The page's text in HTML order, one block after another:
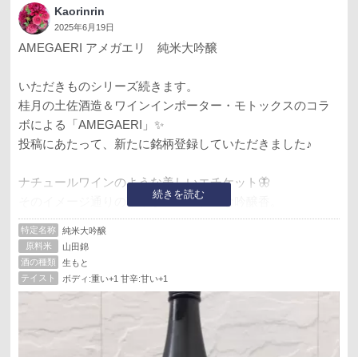
Kaorinrin
2025年6月19日
続きを読む
AMEGAERI アメガエリ 純米大吟醸
いただきものシリーズ続きます。
桂月の土佐酒造＆ワインインポーター・モトックスのコラ
ボによる「AMEGAERI」✨
投稿にあたって、新たに銘柄登録していただきました♪
ナチュールワインのような美しいエチケット🦋
そのイメージ通りの華やかフルーティな吟醸香。
含むと滑らかな口当たりで、メロンや桃の果実味と、糖蜜
のような甘さが広がります。
まろやかな旨味、穏やかな酸と苦味が一体となり、初めは
強く感じた甘さも徐々に馴染んで最高のバランスに✨
グラスの垂れを眺めつつ、やや長めの余韻を楽しみなが
ら、ゆっくり時間をかけていただきました☺️
特定名称
純米大吟醸
原料米
山田錦
酒の種類
生もと
テイスト
ボディ:重い+1 甘辛:甘い+1